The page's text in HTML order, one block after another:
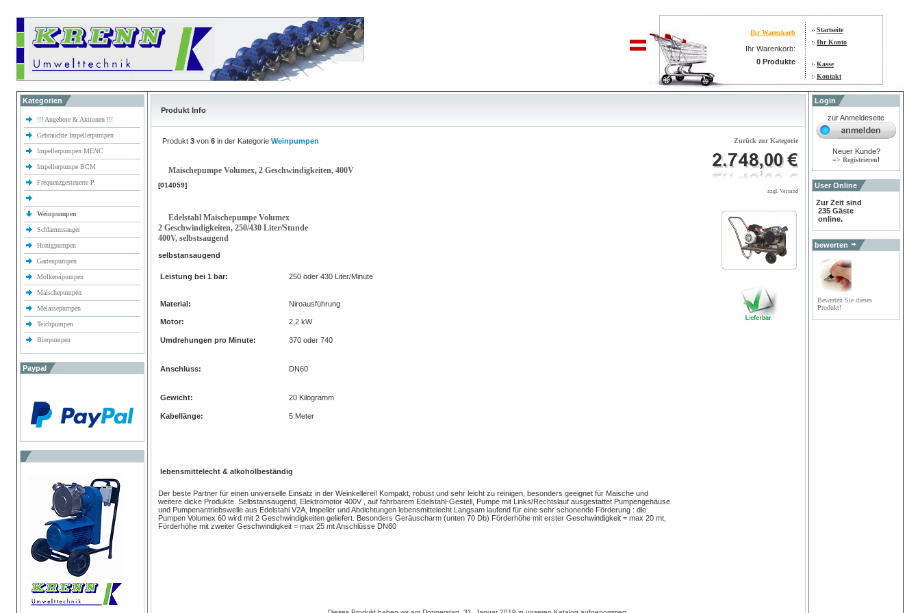
Ihr Warenkorb
Ihr Warenkorb:
0 Produkte
Startseite
Ihr Konto
Kasse
Kontakt
Kategorien
!!! Angebote & Aktionen !!!
Gebrauchte Impellerpumpen
Impellerpumpen MENC
Impellerpumpe BCM
Frequenzgesteuerte P.
Weinpumpen
Schlammsauger
Honigpumpen
Gartenpumpen
Molkereipumpen
Maischepumpen
Melassepumpen
Teichpumpen
Bierpumpen
Paypal
Produkt Info
Produkt 3 von 6 in der Kategorie Weinpumpen Zurück zur Kategorie
Maischepumpe Volumex, 2 Geschwindigkeiten, 400V
[014059]
zzgl. Versand
Edelstahl Maischepumpe Volumex
2 Geschwindigkeiten, 250/430 Liter/Stunde
400V, selbstsaugend
selbstansaugend
Leistung bei 1 bar: 250 oder 430 Liter/Minute
Material: Niroausführung
Motor: 2,2 kW
Umdrehungen pro Minute: 370 oder 740
Anschluss: DN60
Gewicht: 20 Kilogramm
Kabellänge: 5 Meter
lebensmittelecht & alkoholbeständig
Der beste Partner für einen universelle Einsatz in der Weinkellerei! Kompakt, robust und sehr leicht zu reinigen, besonders geeignet für Maische und
weitere dicke Produkte. Selbstansaugend, Elektromotor 400V , auf fahrbarem Edelstahl-Gestell, Pumpe mit Links/Rechtslauf ausgestattet Pumpengehäuse
und Pumpenantriebswelle aus Edelstahl V2A, Impeller und Abdichtungen lebensmittelecht Langsam laufend für eine sehr schonende Förderung : die
Pumpen Volumex 60 wird mit 2 Geschwindigkeiten geliefert. Besonders Geräuscharm (unten 70 Db) Förderhöhe mit erster Geschwindigkeit = max 20 mt,
Förderhöhe mit zweiter Geschwindigkeit = max 25 mt Anschlüsse DN60
Login
zur Anmeldeseite
Neuer Kunde?
=> Registrieren!
User Online
Zur Zeit sind
235 Gäste
online.
bewerten
Bewerten Sie dieses
Produkt!